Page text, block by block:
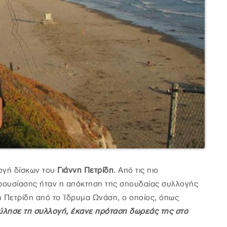
δίσκων του Γιάννη Πετρίδη. Από τις πιο
ήταν η απόκτηση της σπουδαίας συλλογής
Πετρίδη από το Ίδρυμα Ωνάση, ο οποίος, όπως
τη συλλογή, έκανε πρόταση δωρεάς της στο